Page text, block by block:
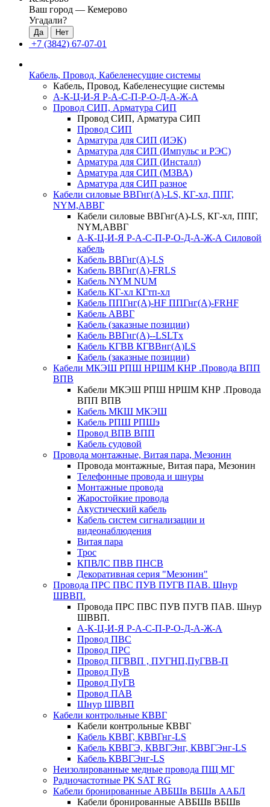
Ваш город — Кемерово
Угадали?
+7 (3842) 67-07-01
Кабель, Провод, Кабеленесущие системы
Кабель, Провод, Кабеленесущие системы
А-К-Ц-И-Я Р-А-С-П-Р-О-Д-А-Ж-А
Провод СИП, Арматура СИП
Провод СИП, Арматура СИП
Провод СИП
Арматура для СИП (ИЭК)
Арматура для СИП (Импульс и РЭС)
Арматура для СИП (Инсталл)
Арматура для СИП (МЗВА)
Арматура для СИП разное
Кабели силовые ВВГнг(А)-LS, КГ-хл, ППГ,
NYM,АВВГ
Кабели силовые ВВГнг(А)-LS, КГ-хл, ППГ,
NYM,АВВГ
А-К-Ц-И-Я Р-А-С-П-Р-О-Д-А-Ж-А Силовой
кабель
Кабель ВВГнг(А)-LS
Кабель ВВГнг(А)-FRLS
Кабель NYM NUM
Кабель КГ-хл КГтп-хл
Кабель ППГнг(А)-HF ППГнг(А)-FRHF
Кабель АВВГ
Кабель (заказные позиции)
Кабель ВВГнг(А)--LSLTx
Кабель КГВВ КГВВнг(А)LS
Кабель (заказные позиции)
Кабели МКЭШ РПШ НРШМ КНР .Провода ВПП
ВПВ
Кабели МКЭШ РПШ НРШМ КНР .Провода
ВПП ВПВ
Кабель МКШ МКЭШ
Кабель РПШ РПШэ
Провод ВПВ ВПП
Кабель судовой
Провода монтажные, Витая пара, Мезонин
Провода монтажные, Витая пара, Мезонин
Телефонные провода и шнуры
Монтажные провода
Жаростойкие провода
Акустический кабель
Кабель систем сигнализации и
видеонаблюдения
Витая пара
Трос
КПВЛС ПВВ ПНСВ
Декоративная серия "Мезонин"
Провода ПРС ПВС ПУВ ПУГВ ПАВ. Шнур
ШВВП.
Провода ПРС ПВС ПУВ ПУГВ ПАВ. Шнур
ШВВП.
А-К-Ц-И-Я Р-А-С-П-Р-О-Д-А-Ж-А
Провод ПВС
Провод ПРС
Провод ПГВВП , ПУГНП,ПуГВВ-П
Провод ПуВ
Провод ПуГВ
Провод ПАВ
Шнур ШВВП
Кабели контрольные КВВГ
Кабели контрольные КВВГ
Кабель КВВГ, КВВГнг-LS
Кабель КВВГЭ, КВВГЭнг, КВВГЭнг-LS
Кабель КВВГЭнг-LS
Неизолированные медные провода ПЩ МГ
Радиочастотные РК SAT RG
Кабели бронированные АВБШв ВБШв ААБЛ
Кабели бронированные АВБШв ВБШв